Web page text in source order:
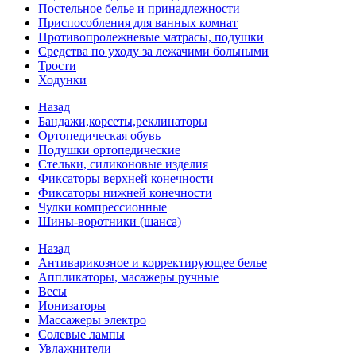
Постельное белье и принадлежности
Приспособления для ванных комнат
Противопролежневые матрасы, подушки
Средства по уходу за лежачими больными
Трости
Ходунки
Назад
Бандажи,корсеты,реклинаторы
Ортопедическая обувь
Подушки ортопедические
Стельки, силиконовые изделия
Фиксаторы верхней конечности
Фиксаторы нижней конечности
Чулки компрессионные
Шины-воротники (шанса)
Назад
Антиварикозное и корректирующее белье
Аппликаторы, масажеры ручные
Весы
Ионизаторы
Массажеры электро
Солевые лампы
Увлажнители